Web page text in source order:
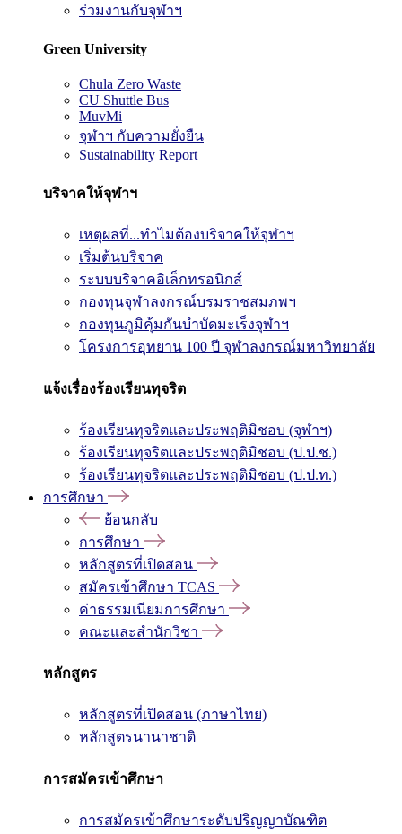
ร่วมงานกับจุฬาฯ
Green University
Chula Zero Waste
CU Shuttle Bus
MuvMi
จุฬาฯ กับความยั่งยืน
Sustainability Report
บริจาคให้จุฬาฯ
เหตุผลที่...ทำไมต้องบริจาคให้จุฬาฯ
เริ่มต้นบริจาค
ระบบบริจาคอิเล็กทรอนิกส์
กองทุนจุฬาลงกรณ์บรมราชสมภพฯ
กองทุนภูมิคุ้มกันบำบัดมะเร็งจุฬาฯ
โครงการอุทยาน 100 ปี จุฬาลงกรณ์มหาวิทยาลัย
แจ้งเรื่องร้องเรียนทุจริต
ร้องเรียนทุจริตและประพฤติมิชอบ (จุฬาฯ)
ร้องเรียนทุจริตและประพฤติมิชอบ (ป.ป.ช.)
ร้องเรียนทุจริตและประพฤติมิชอบ (ป.ป.ท.)
การศึกษา
ย้อนกลับ
การศึกษา
หลักสูตรที่เปิดสอน
สมัครเข้าศึกษา TCAS
ค่าธรรมเนียมการศึกษา
คณะและสำนักวิชา
หลักสูตร
หลักสูตรที่เปิดสอน (ภาษาไทย)
หลักสูตรนานาชาติ
การสมัครเข้าศึกษา
การสมัครเข้าศึกษาระดับปริญญาบัณฑิต